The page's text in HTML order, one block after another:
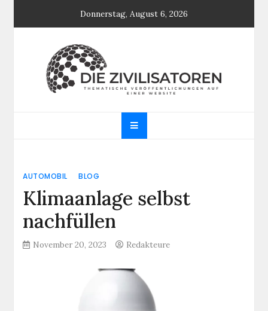
Donnerstag, August 6, 2026
Die Zivilisatoren
Website
AUTOMOBIL BLOG
Klimaanlage selbst
nachfüllen
November 20, 2023 Redakteure